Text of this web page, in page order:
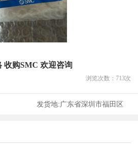
收购SMC 欢迎咨询
浏览次数： 713次
发货地:广东省深圳市福田区